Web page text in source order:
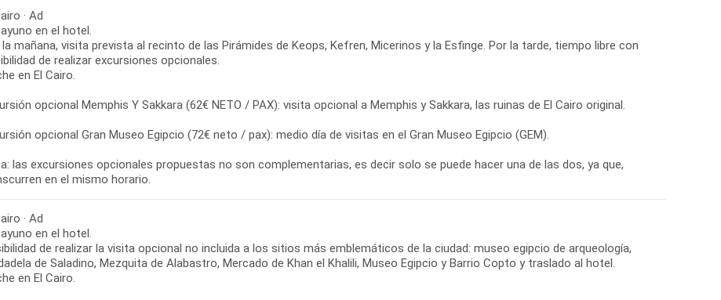
· Ad
en el hotel.
la mañana, visita prevista al recinto de las Pirámides de Keops, Kefren, Micerinos y la Esfinge. Por la tarde, tiempo libre con
de realizar excursiones opcionales.
en El Cairo.
opcional Memphis Y Sakkara (62€ NETO / PAX): visita opcional a Memphis y Sakkara, las ruinas de El Cairo original.
opcional Gran Museo Egipcio (72€ neto / pax): medio día de visitas en el Gran Museo Egipcio (GEM).
las excursiones opcionales propuestas no son complementarias, es decir solo se puede hacer una de las dos, ya que,
en el mismo horario.
· Ad
en el hotel.
de realizar la visita opcional no incluida a los sitios más emblemáticos de la ciudad: museo egipcio de arqueología,
de Saladino, Mezquita de Alabastro, Mercado de Khan el Khalili, Museo Egipcio y Barrio Copto y traslado al hotel.
en El Cairo.